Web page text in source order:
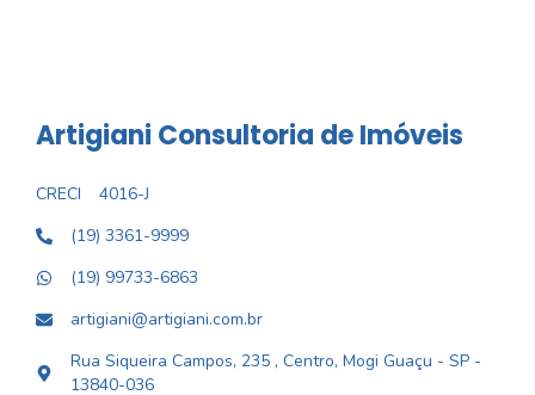
Artigiani Consultoria de Imóveis
CRECI
4016-J
(19) 3361-9999
(19) 99733-6863
artigiani@artigiani.com.br
Rua Siqueira Campos, 235 , Centro, Mogi Guaçu - SP -
13840-036